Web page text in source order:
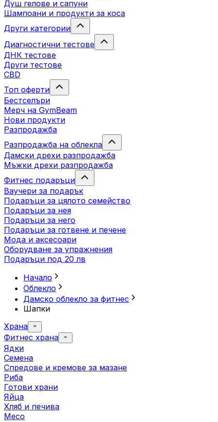
Душ гелове и сапуни
Шампоани и продукти за коса
Други категории
Диагностични тестове
ДНК тестове
Други тестове
CBD
Топ оферти
Бестселъри
Мерч на GymBeam
Нови продукти
Разпродажба
Разпродажба на облекла
Дамски дрехи разпродажба
Мъжки дрехи разпродажба
Фитнес подаръци
Ваучери за подарък
Подаръци за цялото семейство
Подаръци за нея
Подаръци за него
Подаръци за готвене и печене
Мода и аксесоари
Оборудване за упражнения
Подаръци под 20 лв
Начало
Облекло
Дамско облекло за фитнес
Шапки
Храна
Фитнес храна
Ядки
Семена
Спредове и кремове за мазане
Риба
Готови храни
Яйца
Хляб и печива
Месо